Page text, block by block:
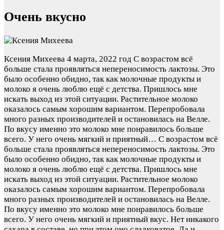
Очень вкусно
Ксения Михеева 4 марта, 2022 год C возрастом всё
больше стала проявляться непереносимость лактозы. Это
было особенно обидно, так как молочные продукты и
молоко я очень люблю ещё с детства. Пришлось мне
искать выход из этой ситуации. Растительное молоко
оказалось самым хорошим вариантом. Перепробовала
много разных производителей и остановилась на Велле.
По вкусу именно это молоко мне понравилось больше
всего. У него очень мягкий и приятный… C возрастом всё
больше стала проявляться непереносимость лактозы. Это
было особенно обидно, так как молочные продукты и
молоко я очень люблю ещё с детства. Пришлось мне
искать выход из этой ситуации. Растительное молоко
оказалось самым хорошим вариантом. Перепробовала
много разных производителей и остановилась на Велле.
По вкусу именно это молоко мне понравилось больше
всего. У него очень мягкий и приятный вкус. Нет никакого